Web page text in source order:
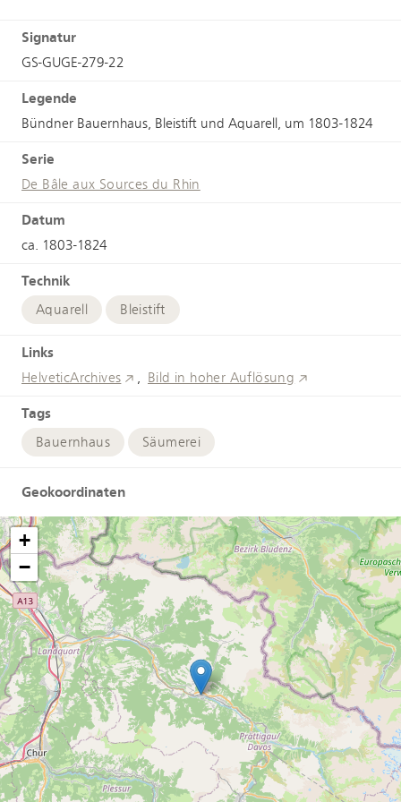
Signatur
GS-GUGE-279-22
Legende
Bündner Bauernhaus, Bleistift und Aquarell, um 1803-1824
Serie
De Bâle aux Sources du Rhin
Datum
ca. 1803-1824
Technik
Aquarell Bleistift
Links
HelveticArchives Bild in hoher Auflösung
Tags
Bauernhaus Säumerei
Geokoordinaten
+
−